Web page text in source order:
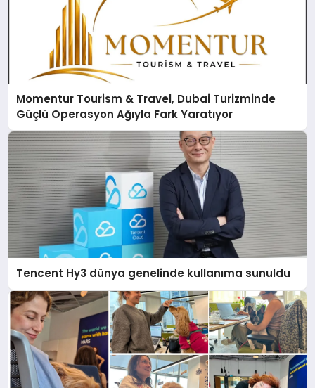
Momentur Tourism & Travel, Dubai Turizminde
Güçlü Operasyon Ağıyla Fark Yaratıyor
Tencent Hy3 dünya genelinde kullanıma sunuldu